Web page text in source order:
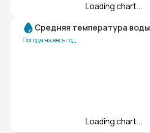
Loading chart...
Средняя температура воды
Погода на весь год
Loading chart...